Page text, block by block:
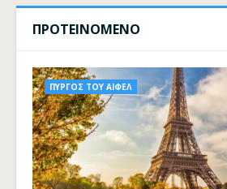
ΠΡΟΤΕΙΝΟΜΕΝΟ
ΠΥΡΓΟΣ ΤΟΥ ΑΙΦΕΛ